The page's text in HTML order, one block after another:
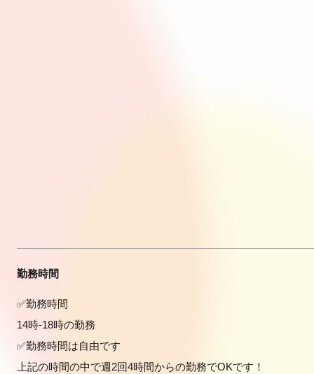
勤務時間
✅勤務時間
14時-18時の勤務
✅勤務時間は自由です
上記の時間の中で週2回4時間からの勤務でOKです！